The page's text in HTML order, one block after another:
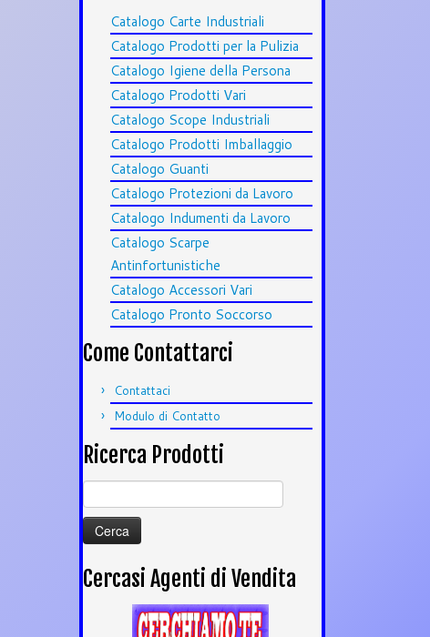
Catalogo Carte Industriali
Catalogo Prodotti per la Pulizia
Catalogo Igiene della Persona
Catalogo Prodotti Vari
Catalogo Scope Industriali
Catalogo Prodotti Imballaggio
Catalogo Guanti
Catalogo Protezioni da Lavoro
Catalogo Indumenti da Lavoro
Catalogo Scarpe
Antinfortunistiche
Catalogo Accessori Vari
Catalogo Pronto Soccorso
Come Contattarci
Contattaci
Modulo di Contatto
Ricerca Prodotti
per:
Cercasi Agenti di Vendita